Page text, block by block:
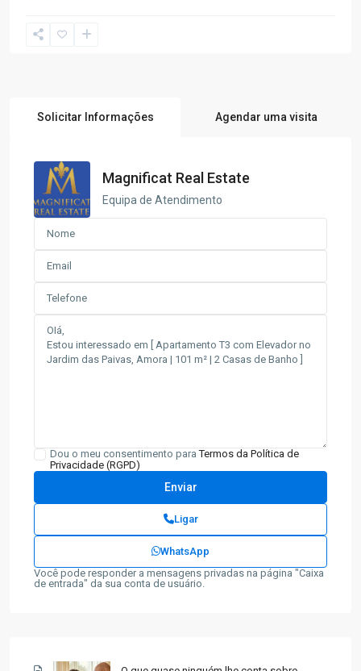
Solicitar Informações Agendar uma visita
Magnificat Real Estate
Equipa de Atendimento
Dou o meu consentimento paraTermos da Política de
Privacidade (RGPD)
Ligar
WhatsApp
Você pode responder a mensagens privadas na página "Caixa
de entrada" da sua conta de usuário.